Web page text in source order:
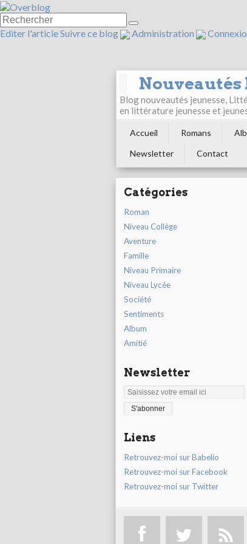
Editer l'articleSuivre ce blog Administration
Blog nouveautés jeunesse,
en littérature jeunesse et
Accueil Romans
Newsletter
Contact
Catégories
Roman
Niveau Collège
Aventure
Famille
Niveau Primaire
Niveau Lycée
Société
Sentiments
Album
Amitié
Newsletter
Liens
Retrouvez-moi sur Babelio
Retrouvez-moi sur Facebook
Retrouvez-moi sur Twitter